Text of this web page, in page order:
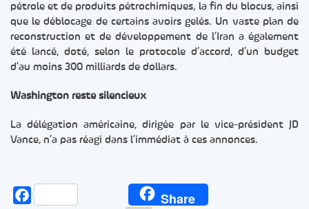
pétrole et de produits pétrochimiques, la fin du blocus, ainsi
que le déblocage de certains avoirs gelés. Un vaste plan de
reconstruction et de développement de l’Iran a également
été lancé, doté, selon le protocole d’accord, d’un budget
d’au moins 300 milliards de dollars.
Washington reste silencieux
La délégation américaine, dirigée par le vice-président JD
Vance, n’a pas réagi dans l’immédiat à ces annonces.
Facebook Share